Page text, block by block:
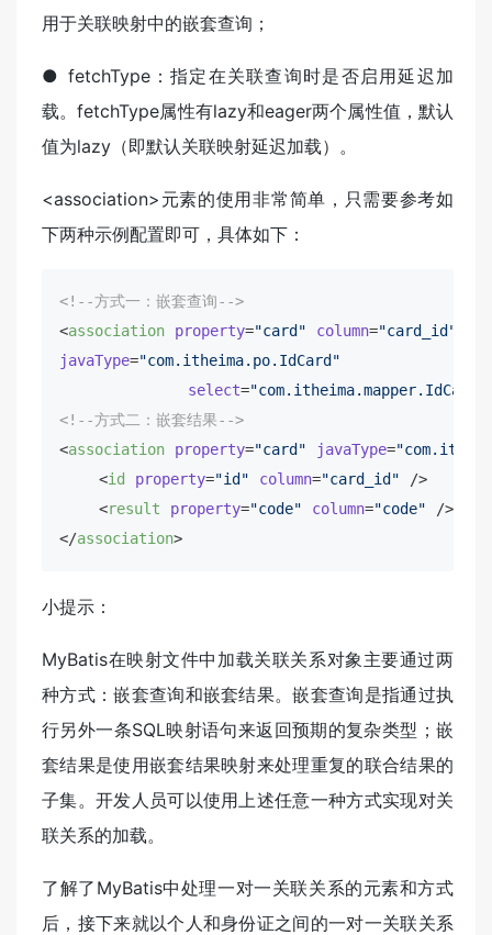
用于关联映射中的嵌套查询；
● fetchType：指定在关联查询时是否启用延迟加
载。fetchType属性有lazy和eager两个属性值，默认
值为lazy（即默认关联映射延迟加载）。
<association>元素的使用非常简单，只需要参考如
下两种示例配置即可，具体如下：
<!--方式一：嵌套查询-->
<association property="card" column="card_id"
javaType="com.itheima.po.IdCard"
select=
<!--方式二：嵌套结果-->
<association property="card" javaType=
<id property="id" column="card_id" />
<result property="code" column="code" />
</association>
小提示：
MyBatis在映射文件中加载关联关系对象主要通过两
种方式：嵌套查询和嵌套结果。嵌套查询是指通过执
行另外一条SQL映射语句来返回预期的复杂类型；嵌
套结果是使用嵌套结果映射来处理重复的联合结果的
子集。开发人员可以使用上述任意一种方式实现对关
联关系的加载。
了解了MyBatis中处理一对一关联关系的元素和方式
后，接下来就以个人和身份证之间的一对一关联关系